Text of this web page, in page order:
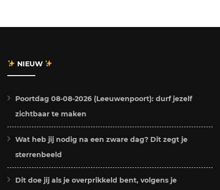
NIEUW
Poortdag 08-08-2026 (Leeuwenpoort): durf jezelf
zichtbaar te maken
Wat heb jij nodig na een zware dag? Dit zegt je
sterrenbeeld
Dit doe jij als je overprikkeld bent, volgens je